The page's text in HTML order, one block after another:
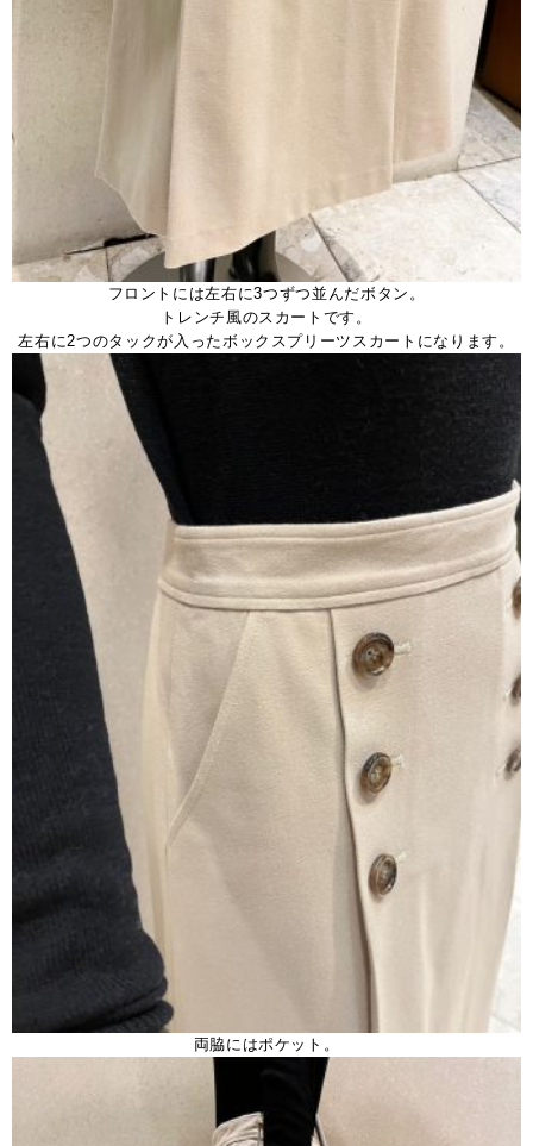
フロントには左右に3つずつ並んだボタン。
トレンチ風のスカートです。
左右に2つのタックが入ったボックスプリーツスカートになります。
両脇にはポケット。